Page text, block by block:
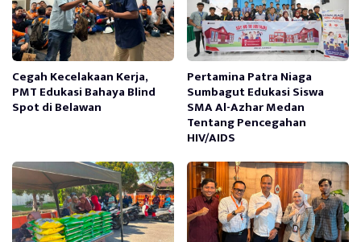
Cegah Kecelakaan Kerja,
PMT Edukasi Bahaya Blind
Spot di Belawan
Pertamina Patra Niaga
Sumbagut Edukasi Siswa
SMA Al-Azhar Medan
Tentang Pencegahan
HIV/AIDS